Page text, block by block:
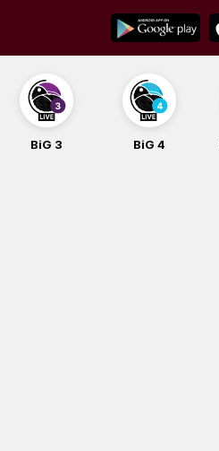
content
BiG 3 BiG 4